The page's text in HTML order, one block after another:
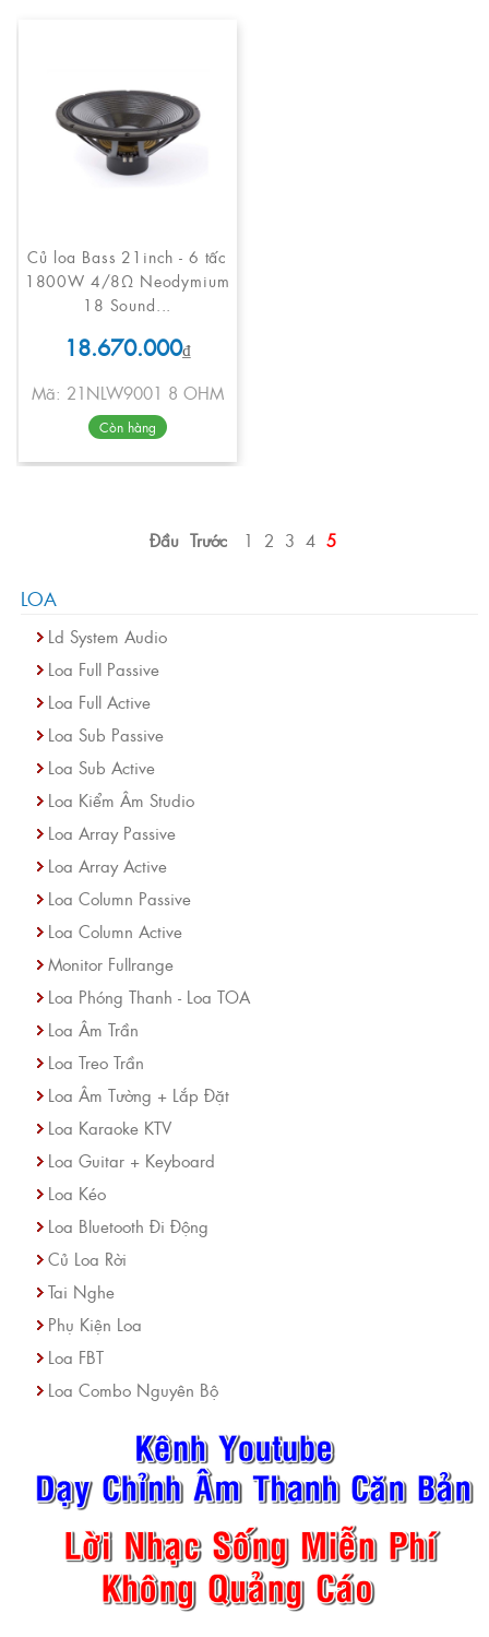
Củ loa Bass 21inch - 6 tấc
1800W 4/8Ω Neodymium
18 Sound...
18.670.000₫
Mã: 21NLW9001 8 OHM
Còn hàng
Đầu Trước 1 2 3 4 5
LOA
Ld System Audio
Loa Full Passive
Loa Full Active
Loa Sub Passive
Loa Sub Active
Loa Kiểm Âm Studio
Loa Array Passive
Loa Array Active
Loa Column Passive
Loa Column Active
Monitor Fullrange
Loa Phóng Thanh - Loa TOA
Loa Âm Trần
Loa Treo Trần
Loa Âm Tường + Lắp Đặt
Loa Karaoke KTV
Loa Guitar + Keyboard
Loa Kéo
Loa Bluetooth Đi Động
Củ Loa Rời
Tai Nghe
Phụ Kiện Loa
Loa FBT
Loa Combo Nguyên Bộ